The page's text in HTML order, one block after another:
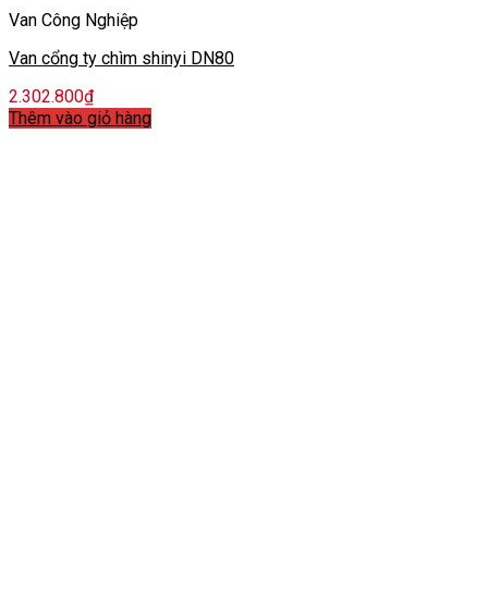
Van Công Nghiệp
Van cổng ty chìm shinyi DN80
2.302.800₫
Thêm vào giỏ hàng